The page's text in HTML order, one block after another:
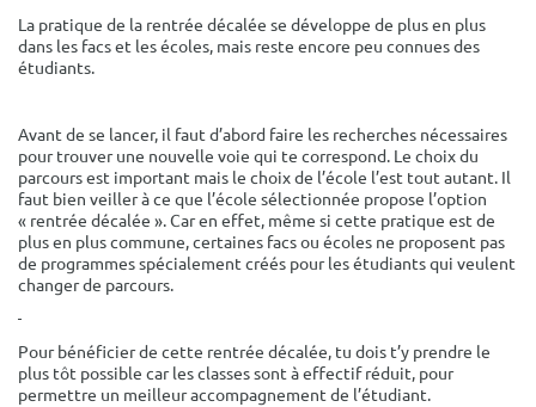
Colocation
Votre date d'entrée
Chercher
La pratique de la rentrée décalée se développe de plus en plus
dans les facs et les écoles, mais reste encore peu connues des
étudiants.
Avant de se lancer, il faut d’abord faire les recherches nécessaires
pour trouver une nouvelle voie qui te correspond. Le choix du
parcours est important mais le choix de l’école l’est tout autant. Il
faut bien veiller à ce que l’école sélectionnée propose l’option
« rentrée décalée ». Car en effet, même si cette pratique est de
plus en plus commune, certaines facs ou écoles ne proposent pas
de programmes spécialement créés pour les étudiants qui veulent
changer de parcours.
Pour bénéficier de cette rentrée décalée, tu dois t’y prendre le
plus tôt possible car les classes sont à effectif réduit, pour
permettre un meilleur accompagnement de l’étudiant.